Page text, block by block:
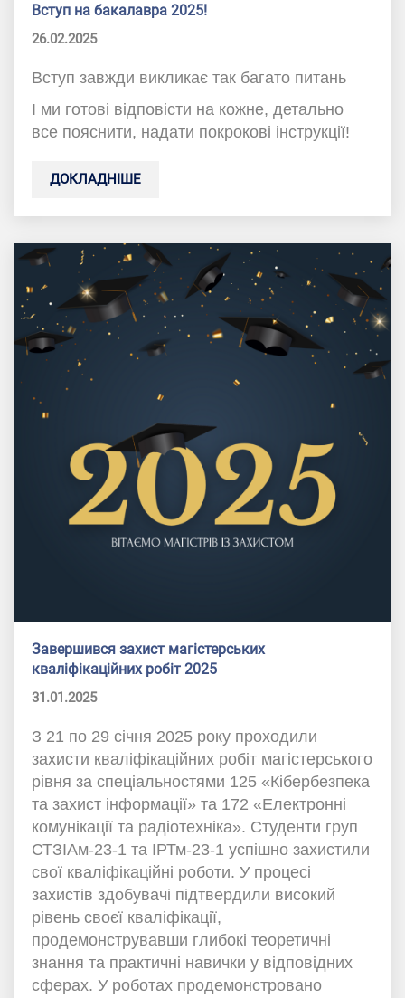
Вступ на бакалавра 2025!
26.02.2025
Вступ завжди викликає так багато питань
І ми готові відповісти на кожне, детально
все пояснити, надати покрокові інструкції!
ДОКЛАДНІШЕ
Завершився захист магістерських
кваліфікаційних робіт 2025
31.01.2025
З 21 по 29 січня 2025 року проходили
захисти кваліфікаційних робіт магістерського
рівня за спеціальностями 125 «Кібербезпека
та захист інформації» та 172 «Електронні
комунікації та радіотехніка». Студенти груп
СТЗІАм-23-1 та ІРТм-23-1 успішно захистили
свої кваліфікаційні роботи. У процесі
захистів здобувачі підтвердили високий
рівень своєї кваліфікації,
продемонструвавши глибокі теоретичні
знання та практичні навички у відповідних
сферах. У роботах продемонстровано